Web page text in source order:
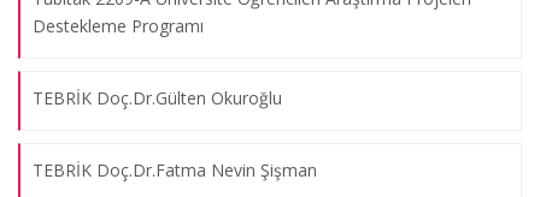
Destekleme Programı
TEBRİK Doç.Dr.Gülten Okuroğlu
TEBRİK Doç.Dr.Fatma Nevin Şişman
07.08.2026